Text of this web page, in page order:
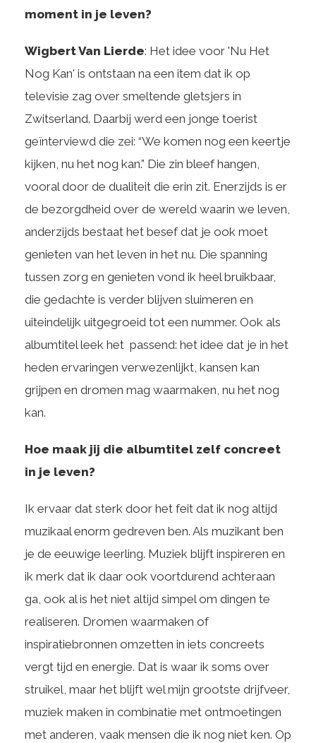
moment in je leven?
Wigbert Van Lierde: Het idee voor 'Nu Het
Nog Kan' is ontstaan na een item dat ik op
televisie zag over smeltende gletsjers in
Zwitserland. Daarbij werd een jonge toerist
geïnterviewd die zei: “We komen nog een keertje
kijken, nu het nog kan.” Die zin bleef hangen,
vooral door de dualiteit die erin zit. Enerzijds is er
de bezorgdheid over de wereld waarin we leven,
anderzijds bestaat het besef dat je ook moet
genieten van het leven in het nu. Die spanning
tussen zorg en genieten vond ik heel bruikbaar,
die gedachte is verder blijven sluimeren en
uiteindelijk uitgegroeid tot een nummer. Ook als
albumtitel leek het passend: het idee dat je in het
heden ervaringen verwezenlijkt, kansen kan
grijpen en dromen mag waarmaken, nu het nog
kan.
Hoe maak jij die albumtitel zelf concreet
in je leven?
Ik ervaar dat sterk door het feit dat ik nog altijd
muzikaal enorm gedreven ben. Als muzikant ben
je de eeuwige leerling. Muziek blijft inspireren en
ik merk dat ik daar ook voortdurend achteraan
ga, ook al is het niet altijd simpel om dingen te
realiseren. Dromen waarmaken of
inspiratiebronnen omzetten in iets concreets
vergt tijd en energie. Dat is waar ik soms over
struikel, maar het blijft wel mijn grootste drijfveer,
muziek maken in combinatie met ontmoetingen
met anderen, vaak mensen die ik nog niet ken. Op